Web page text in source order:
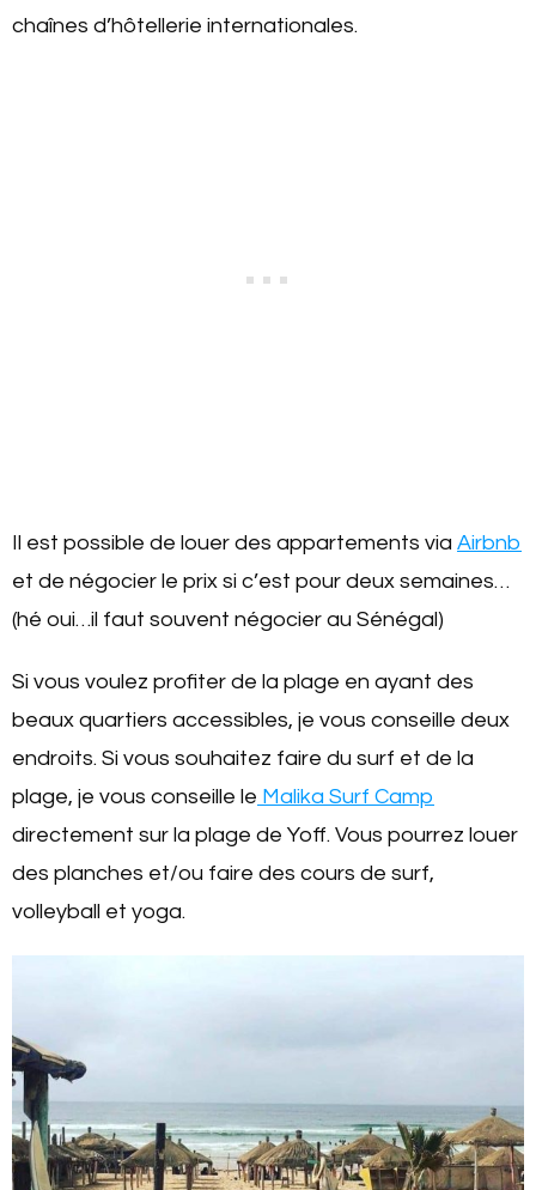
chaînes d’hôtellerie internationales.
Il est possible de louer des appartements via Airbnb
et de négocier le prix si c’est pour deux semaines…
(hé oui…il faut souvent négocier au Sénégal)
Si vous voulez profiter de la plage en ayant des
beaux quartiers accessibles, je vous conseille deux
endroits. Si vous souhaitez faire du surf et de la
plage, je vous conseille le Malika Surf Camp
directement sur la plage de Yoff. Vous pourrez louer
des planches et/ou faire des cours de surf,
volleyball et yoga.